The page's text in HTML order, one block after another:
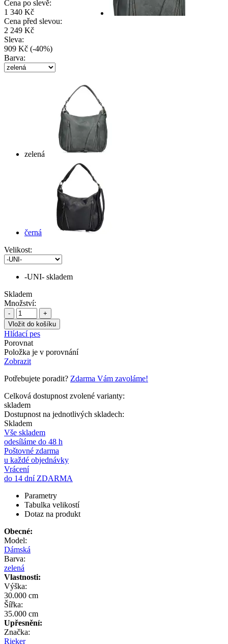
Cena po slevě:
1 340 Kč
Cena před slevou:
2 249 Kč
Sleva:
909 Kč (-40%)
Barva:
zelená
černá
Velikost:
-UNI- skladem
Skladem
Množství:
- +
Hlídací pes
Porovnat
Položka je v porovnání
Zobrazit
Potřebujete poradit? Zdarma Vám zavoláme!
Celková dostupnost zvolené varianty:
skladem
Dostupnost na jednotlivých skladech:
Skladem
Vše skladem
odesíláme do 48 h
Poštovné zdarma
u každé objednávky
Vrácení
do 14 dní ZDARMA
Parametry
Tabulka velikostí
Dotaz na produkt
Obecné:
Model:
Dámská
Barva:
zelená
Vlastnosti:
Výška:
30.000 cm
Šířka:
35.000 cm
Upřesnění:
Značka:
Rieker